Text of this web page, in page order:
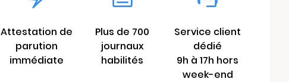
Attestation de
parution
immédiate
Plus de 700
journaux
habilités
Service client
dédié
9h à 17h hors
week-end